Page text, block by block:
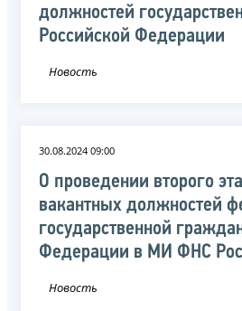
должностей
Российской Федерации
Новость
30.08.2024 09:00
О проведении второго
вакантных должностей
государственной
Федерации в МИ ФНС
Новость